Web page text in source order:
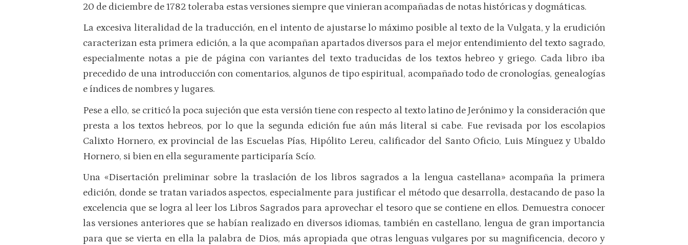
20 de diciembre de 1782 toleraba estas versiones siempre que vinieran acompañadas de notas históricas y dogmáticas.
La excesiva literalidad de la traducción, en el intento de ajustarse lo máximo posible al texto de la Vulgata, y la erudición
caracterizan esta primera edición, a la que acompañan apartados diversos para el mejor entendimiento del texto sagrado,
especialmente notas a pie de página con variantes del texto traducidas de los textos hebreo y griego. Cada libro iba
precedido de una introducción con comentarios, algunos de tipo espiritual, acompañado todo de cronologías, genealogías
e índices de nombres y lugares.
Pese a ello, se criticó la poca sujeción que esta versión tiene con respecto al texto latino de Jerónimo y la consideración que
presta a los textos hebreos, por lo que la segunda edición fue aún más literal si cabe. Fue revisada por los escolapios
Calixto Hornero, ex provincial de las Escuelas Pías, Hipólito Lereu, calificador del Santo Oficio, Luis Mínguez y Ubaldo
Hornero, si bien en ella seguramente participaría Scío.
Una «Disertación preliminar sobre la traslación de los libros sagrados a la lengua castellana» acompaña la primera
edición, donde se tratan variados aspectos, especialmente para justificar el método que desarrolla, destacando de paso la
excelencia que se logra al leer los Libros Sagrados para aprovechar el tesoro que se contiene en ellos. Demuestra conocer
las versiones anteriores que se habían realizado en diversos idiomas, también en castellano, lengua de gran importancia
para que se vierta en ella la palabra de Dios, más apropiada que otras lenguas vulgares por su magnificencia, decoro y